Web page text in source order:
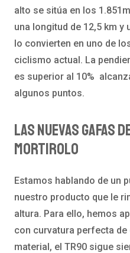
alto se sitúa en los
una longitud de 12,5 km y
lo convierten en uno de
ciclismo actual. La
es superior al 10%
algunos puntos.
Las nuevas gafas
Mortirolo
Estamos hablando de un
nuestro producto que le
altura. Para ello, hemos
con curvatura perfecta
material, el TR90 sigue